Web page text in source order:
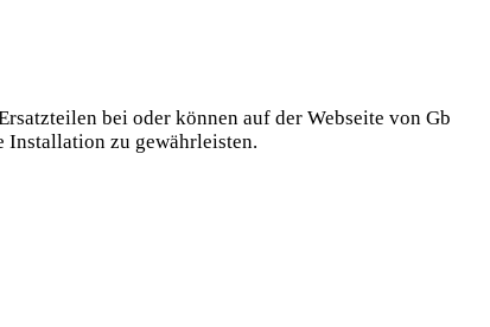
bei oder können auf der Webseite von Gb
Installation zu gewährleisten.